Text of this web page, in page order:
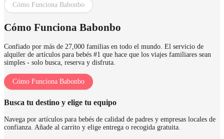
Cómo Funciona Babonbo
Cómo Funciona Babonbo
Confiado por más de 27,000 familias en todo el mundo. El servicio de
alquiler de artículos para bebés #1 que hace que los viajes familiares sean
simples - solo busca, reserva y disfruta.
Cómo Funciona Babonbo
Busca tu destino y elige tu equipo
Navega por artículos para bebés de calidad de padres y empresas locales de
confianza. Añade al carrito y elige entrega o recogida gratuita.